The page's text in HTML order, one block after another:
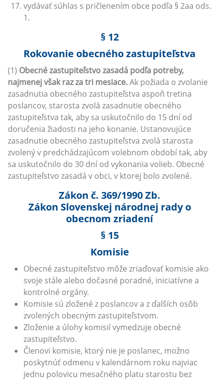
vydávať súhlas s pričlenením obce podľa § 2aa ods.
1.
§ 12
Rokovanie obecného zastupiteľstva
(1) Obecné zastupiteľstvo zasadá podľa potreby,
najmenej však raz za tri mesiace.Ak požiada o zvolanie
zasadnutia obecného zastupiteľstva aspoň tretina
poslancov, starosta zvolá zasadnutie obecného
zastupiteľstva tak, aby sa uskutočnilo do 15 dní od
doručenia žiadosti na jeho konanie. Ustanovujúce
zasadnutie obecného zastupiteľstva zvolá starosta
zvolený v predchádzajúcom volebnom období tak, aby
sa uskutočnilo do 30 dní od vykonania volieb. Obecné
zastupiteľstvo zasadá v obci, v ktorej bolo zvolené.
Zákon č. 369/1990 Zb.
Zákon Slovenskej národnej rady o
obecnom zriadení
§ 15
Komisie
Obecné zastupiteľstvo môže zriaďovať komisie ako
svoje stále alebo dočasné poradné, iniciatívne a
kontrolné orgány.
Komisie sú zložené z poslancov a z ďalších osôb
zvolených obecným zastupiteľstvom.
Zloženie a úlohy komisií vymedzuje obecné
zastupiteľstvo.
Členovi komisie, ktorý nie je poslanec, možno
poskytnúť odmenu v kalendárnom roku najviac
jednu polovicu mesačného platu starostu bez